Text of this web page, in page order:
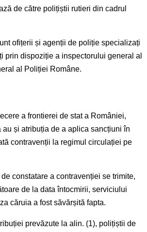
de către polițiștii rutieri din cadrul
ofițerii și agenții de poliție specializați
prin dispoziție a inspectorului general al
al Poliției Române.
a frontierei de stat a României,
au și atribuția de a aplica sancțiuni în
contravenții la regimul circulației pe
constatare a contravenției se trimite,
de la data întocmirii, serviciului
căruia a fost săvărșită fapta.
prevăzute la alin. (1), polițiștii de